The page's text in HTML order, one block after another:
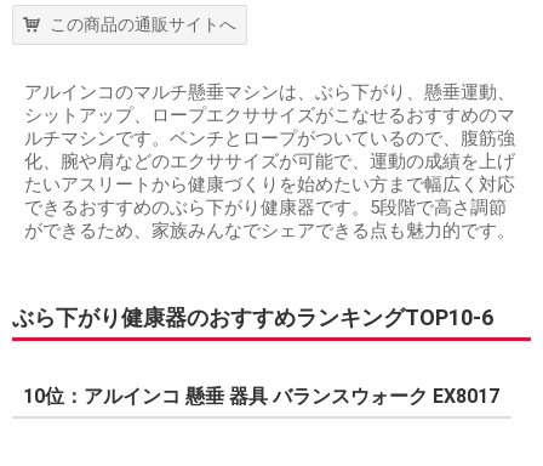
この商品の通販サイトへ
アルインコのマルチ懸垂マシンは、ぶら下がり、懸垂運動、
シットアップ、ロープエクササイズがこなせるおすすめのマ
ルチマシンです。ベンチとロープがついているので、腹筋強
化、腕や肩などのエクササイズが可能で、運動の成績を上げ
たいアスリートから健康づくりを始めたい方まで幅広く対応
できるおすすめのぶら下がり健康器です。5段階で高さ調節
ができるため、家族みんなでシェアできる点も魅力的です。
ぶら下がり健康器のおすすめランキングTOP10-6
10位：アルインコ 懸垂 器具 バランスウォーク EX8017